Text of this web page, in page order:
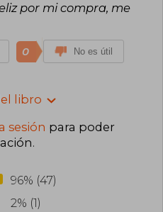
por mi compra, me
0 No es útil
libro
sesión para poder
.
96% (47)
2% (1)